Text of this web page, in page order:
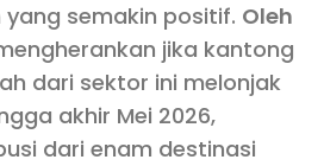
semakin positif. Oleh
jika kantong
dari sektor ini melonjak
akhir Mei 2026,
dari enam destinasi